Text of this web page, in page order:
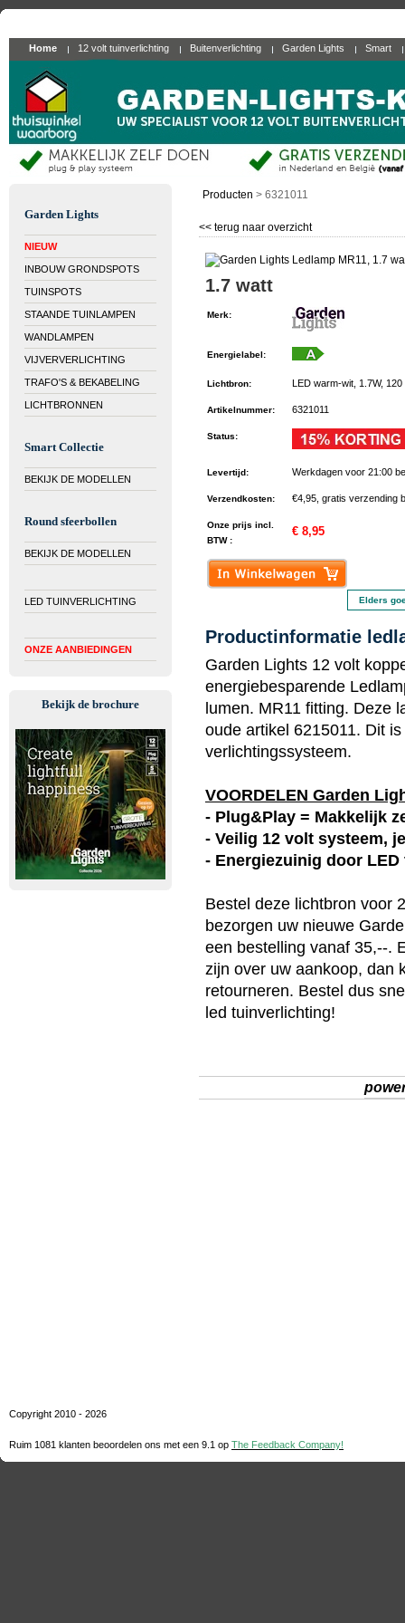
Home 12 volt tuinverlichting Buitenverlichting Garden Lights Smart
Garden Lights
NIEUW
INBOUW GRONDSPOTS
TUINSPOTS
STAANDE TUINLAMPEN
WANDLAMPEN
VIJVERVERLICHTING
TRAFO'S & BEKABELING
LICHTBRONNEN
Smart Collectie
BEKIJK DE MODELLEN
Round sfeerbollen
BEKIJK DE MODELLEN
LED TUINVERLICHTING
ONZE AANBIEDINGEN
Bekijk de brochure
Producten > 6321011
<< terug naar overzicht
1.7 watt
Merk:
Energielabel:
Lichtbron: LED warm-wit, 1.7W, 120
Artikelnummer: 6321011
Status:
Levertijd: Werkdagen voor 21:00
Verzendkosten: €4,95, gratis verzending
Onze prijs incl.
BTW :
€ 8,95
Elders
Productinformatie
Garden Lights 12 volt
energiebesparende
lumen. MR11 fitting. Deze
oude artikel 6215011. Dit
verlichtingssysteem.
VOORDELEN Garden
- Plug&Play = Makkelijk
- Veilig 12 volt systeem,
- Energiezuinig door
Bestel deze lichtbron voor
bezorgen uw nieuwe
een bestelling vanaf 35,--.
zijn over uw aankoop, dan
retourneren. Bestel dus
led tuinverlichting!
Copyright 2010 - 2026
Ruim 1081 klanten beoordelen ons met een 9.1 op The Feedback Company!